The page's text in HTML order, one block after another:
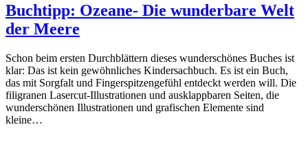
Buchtipp: Ozeane- Die wunderbare Welt
der Meere
Schon beim ersten Durchblättern dieses wunderschönes Buches ist
klar: Das ist kein gewöhnliches Kindersachbuch. Es ist ein Buch,
das mit Sorgfalt und Fingerspitzengefühl entdeckt werden will. Die
filigranen Lasercut-Illustrationen und ausklappbaren Seiten, die
wunderschönen Illustrationen und grafischen Elemente sind
kleine…